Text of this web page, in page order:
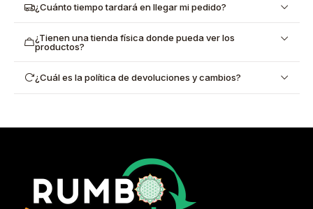
¿Cuánto tiempo tardará en llegar mi pedido?
¿Tienen una tienda física donde pueda ver los
productos?
¿Cuál es la política de devoluciones y cambios?